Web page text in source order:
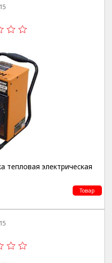
тепловая электрическая
Товар